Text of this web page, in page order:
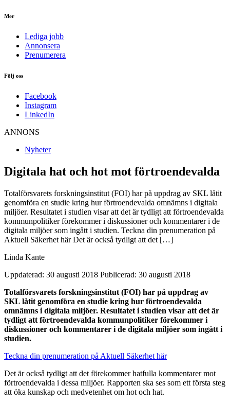
Mer
Lediga jobb
Annonsera
Prenumerera
Följ oss
Facebook
Instagram
LinkedIn
ANNONS
Nyheter
Digitala hat och hot mot förtroendevalda
Totalförsvarets forskningsinstitut (FOI) har på uppdrag av SKL låtit
genomföra en studie kring hur förtroendevalda omnämns i digitala
miljöer. Resultatet i studien visar att det är tydligt att förtroendevalda
kommunpolitiker förekommer i diskussioner och kommentarer i de
digitala miljöer som ingått i studien. Teckna din prenumeration på
Aktuell Säkerhet här Det är också tydligt att det […]
Linda Kante
Uppdaterad: 30 augusti 2018 Publicerad: 30 augusti 2018
Totalförsvarets forskningsinstitut (FOI) har på uppdrag av
SKL låtit genomföra en studie kring hur förtroendevalda
omnämns i digitala miljöer. Resultatet i studien visar att det är
tydligt att förtroendevalda kommunpolitiker förekommer i
diskussioner och kommentarer i de digitala miljöer som ingått i
studien.
Teckna din prenumeration på Aktuell Säkerhet här
Det är också tydligt att det förekommer hatfulla kommentarer mot
förtroendevalda i dessa miljöer. Rapporten ska ses som ett första steg
att öka kunskap och medvetenhet om hot och hat.